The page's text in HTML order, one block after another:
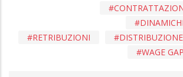
RETRIBUZIONI
WAGE GAP